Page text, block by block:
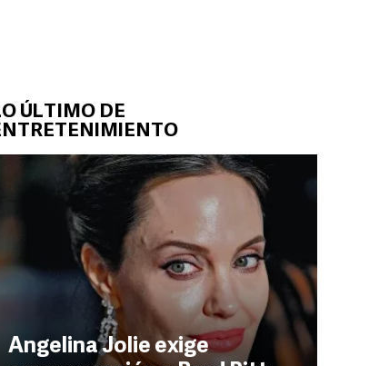
ÚLTIMO DE
Angelina Jolie exige